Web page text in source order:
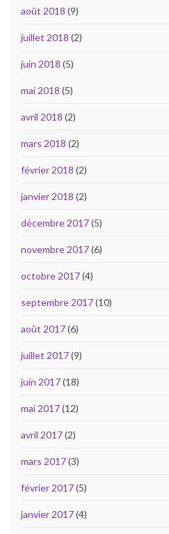
août 2018 (9)
juillet 2018 (2)
juin 2018 (5)
mai 2018 (5)
avril 2018 (2)
mars 2018 (2)
février 2018 (2)
janvier 2018 (2)
décembre 2017(5)
novembre 2017(6)
octobre 2017(4)
septembre 2017(10)
août 2017(6)
juillet 2017(9)
juin 2017(18)
mai 2017(12)
avril 2017(2)
mars 2017(3)
février 2017(5)
janvier 2017(4)